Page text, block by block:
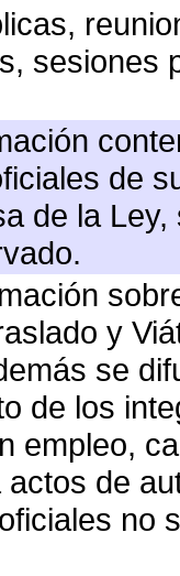
sesiones
de
de la
y
se
de los
empleo,
de
no